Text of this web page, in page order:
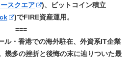
スクエア
)、ビットコイン積立
)でFIRE資産運用。
===
ル・香港での海外駐在、外資系IT企業
幾多の挫折と後悔の末に辿りついた最